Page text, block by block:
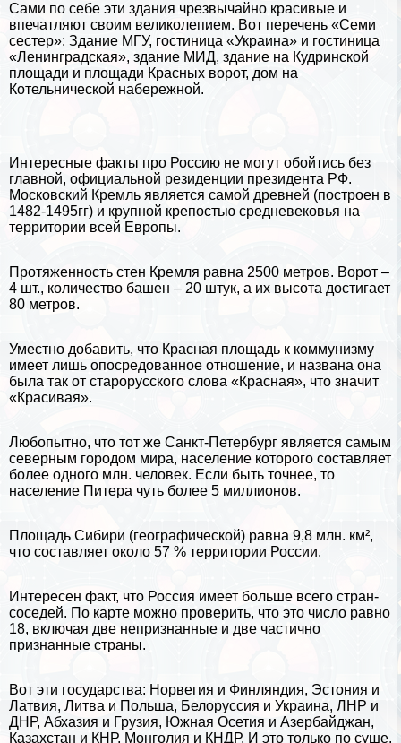
Сами по себе эти здания чрезвычайно красивые и
впечатляют своим великолепием. Вот перечень «Семи
сестер»: Здание МГУ, гостиница «Украина» и гостиница
«Ленинградская», здание МИД, здание на Кудринской
площади и площади Красных ворот, дом на
Котельнической набережной.
Интересные факты про Россию не могут обойтись без
главной, официальной резиденции президента РФ.
Московский Кремль является самой древней (построен в
1482-1495гг) и крупной крепостью средневековья на
территории всей Европы.
Протяженность стен Кремля равна 2500 метров. Ворот –
4 шт., количество башен – 20 штук, а их высота достигает
80 метров.
Уместно добавить, что Красная площадь к коммунизму
имеет лишь опосредованное отношение, и названа она
была так от старорусского слова «Красная», что значит
«Красивая».
Любопытно, что тот же Санкт-Петербург является самым
северным городом мира, население которого составляет
более одного млн. человек. Если быть точнее, то
население Питера чуть более 5 миллионов.
Площадь Сибири (географической) равна 9,8 млн. км²,
что составляет около 57 % территории России.
Интересен факт, что Россия имеет больше всего стран-
соседей. По карте можно проверить, что это число равно
18, включая две непризнанные и две частично
признанные страны.
Вот эти государства: Норвегия и Финляндия, Эстония и
Латвия, Литва и Польша, Белоруссия и Украина, ЛНР и
ДНР, Абхазия и Грузия, Южная Осетия и Азербайджан,
Казахстан и КНР, Монголия и КНДР. И это только по суше.